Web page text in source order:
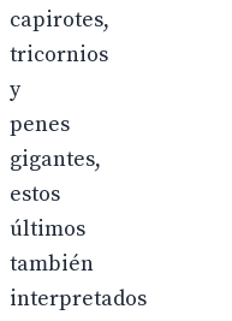
capirotes,
tricornios
y
penes
gigantes,
estos
últimos
también
interpretados